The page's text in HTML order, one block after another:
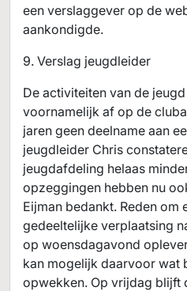
een verslaggever op de
aankondigde.
9. Verslag jeugdleider
De activiteiten van de
voornamelijk af op de
jaren geen deelname aan
jeugdleider Chris
jeugdafdeling helaas
opzeggingen hebben nu
Eijman bedankt. Reden om
gedeeltelijke verplaatsing
op woensdagavond
kan mogelijk daarvoor wat
opwekken. Op vrijdag blijft